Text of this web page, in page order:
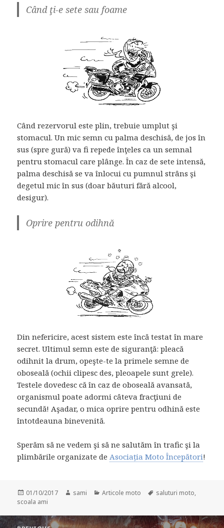
Când ţi-e sete sau foame
Când rezervorul este plin, trebuie umplut şi
stomacul. Un mic semn cu palma deschisă, de jos în
sus (spre gură) va fi repede înţeles ca un semnal
pentru stomacul care plânge. În caz de sete intensă,
palma deschisă se va înlocui cu pumnul strâns şi
degetul mic în sus (doar băuturi fără alcool,
desigur).
Oprire pentru odihnă
Din nefericire, acest sistem este încă testat în mare
secret. Ultimul semn este de siguranţă: pleacă
odihnit la drum, opeşte-te la primele semne de
oboseală (ochii clipesc des, pleoapele sunt grele).
Testele dovedesc că în caz de oboseală avansată,
organismul poate adormi câteva fracţiuni de
secundă! Aşadar, o mica oprire pentru odhină este
întotdeauna binevenită.
Sperăm să ne vedem şi să ne salutăm în trafic şi la
plimbările organizate deAsociația Moto Începători!
Posted
on
01/10/2017 Author
sami Categories
Articole moto Tags
saluturi moto,
scoala ami
Post